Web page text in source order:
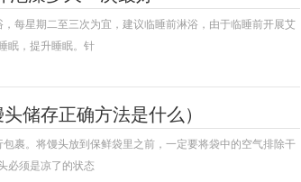
每星期二至三次为宜，建议临睡前淋浴，由于临睡前开展艾
眠，提升睡眠。针
储存正确方法是什么）
裹。将馒头放到保鲜袋里之前，一定要将袋中的空气排除干
必须是凉了的状态